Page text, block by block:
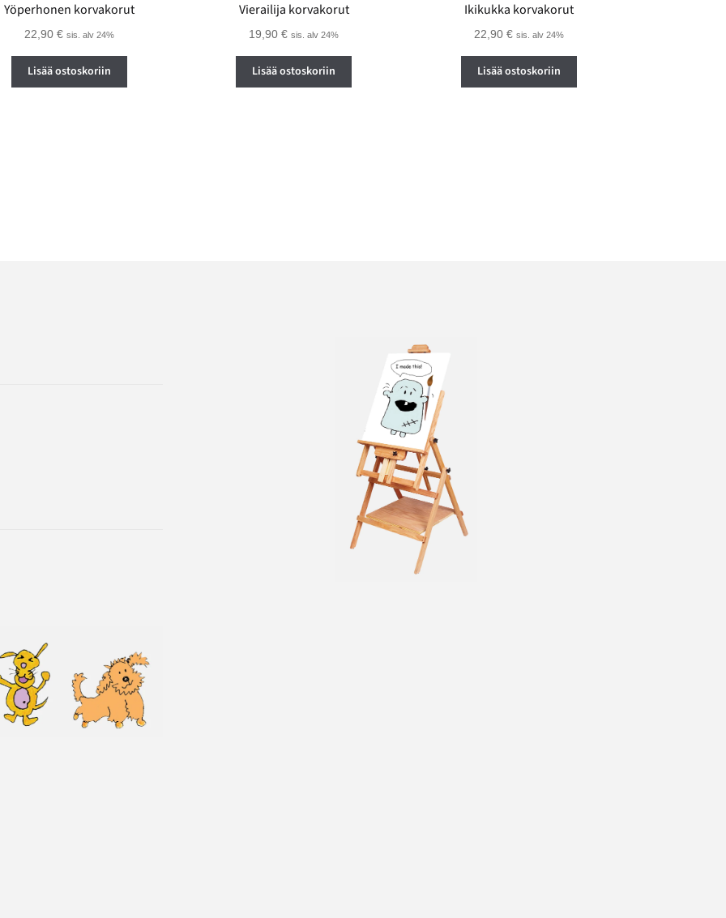
Yöperhonen korvakorut
22,90 € sis. alv 24%
Lisää ostoskoriin
Vierailija korvakorut
19,90€ sis. alv 24%
Lisää ostoskoriin
Ikikukka korvakorut
22,90 € sis. alv 24%
Lisää ostoskoriin